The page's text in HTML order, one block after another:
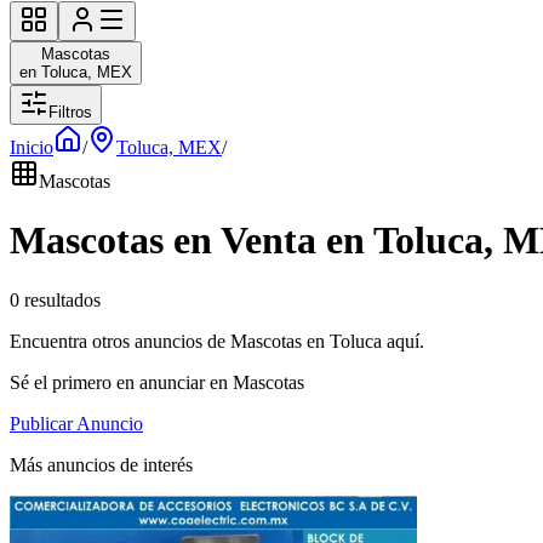
Mascotas
en Toluca, MEX
Filtros
Inicio / Toluca, MEX/
Mascotas
Mascotas en Venta en Toluca,
0 resultados
Encuentra otros anuncios de Mascotas en Toluca aquí.
Sé el primero en anunciar en Mascotas
Publicar Anuncio
Más anuncios de interés